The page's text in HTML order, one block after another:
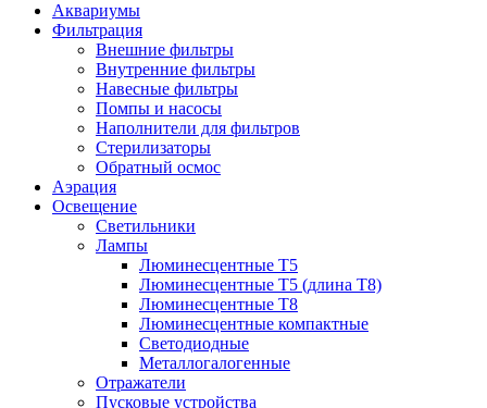
Аквариумы
Фильтрация
Внешние фильтры
Внутренние фильтры
Навесные фильтры
Помпы и насосы
Наполнители для фильтров
Стерилизаторы
Обратный осмос
Аэрация
Освещение
Светильники
Лампы
Люминесцентные T5
Люминесцентные T5 (длина T8)
Люминесцентные T8
Люминесцентные компактные
Светодиодные
Металлогалогенные
Отражатели
Пусковые устройства